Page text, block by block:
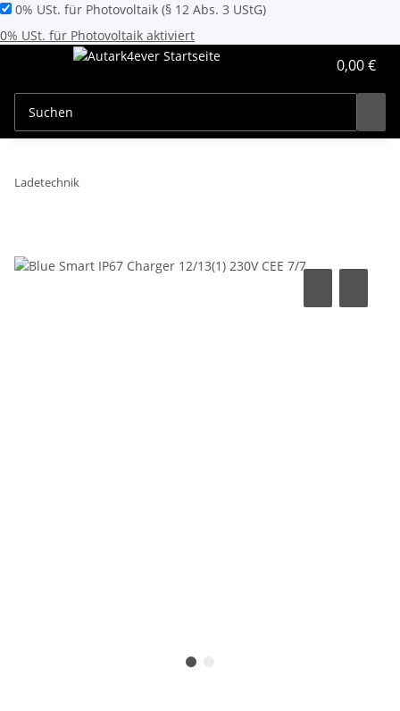
0% USt. für Photovoltaik (§ 12 Abs. 3 UStG)
0% USt. für Photovoltaik aktiviert
0,00 €
Ladetechnik